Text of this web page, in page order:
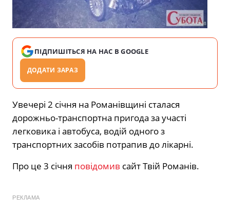
ПІДПИШІТЬСЯ НА НАС В GOOGLE
ДОДАТИ ЗАРАЗ
Увечері 2 січня на Романівщині сталася
дорожньо-транспортна пригода за участі
легковика і автобуса, водій одного з
транспортних засобів потрапив до лікарні.
Про це 3 січня повідомив сайт Твій Романів.
РЕКЛАМА